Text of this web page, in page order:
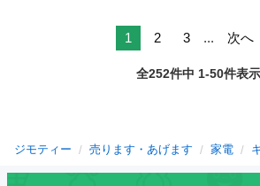
1 2 3 ... 次へ
全252件中 1-50件表示
ジモティー 売ります・あげます 家電